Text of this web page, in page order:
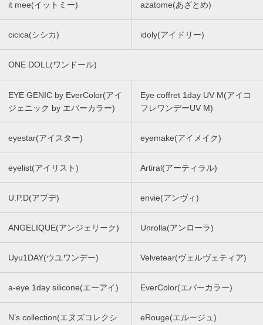
it mee(イットミー) azatome(あざとめ)
cicica(シシカ) idoly(アイドリー)
ONE DOLL(ワンドール)
EYE GENIC by EverColor(アイ
ジェニック by エバーカラー)
Eye coffret 1day UV M(アイコ
フレワンデーUV M)
eyestar(アイスター) eyemake(アイメイク)
eyelist(アイリスト) Artiral(アーティラル)
U.P.D(アプデ) envie(アンヴィ)
ANGELIQUE(アンジェリーク) Unrolla(アンローラ)
Uyu1DAY(ウユワンデー) Velvetear(ヴェルヴェティア)
a-eye 1day silicone(エーアイ) EverColor(エバーカラー)
N’s collection(エヌズコレクシ
eRouge(エルージュ)